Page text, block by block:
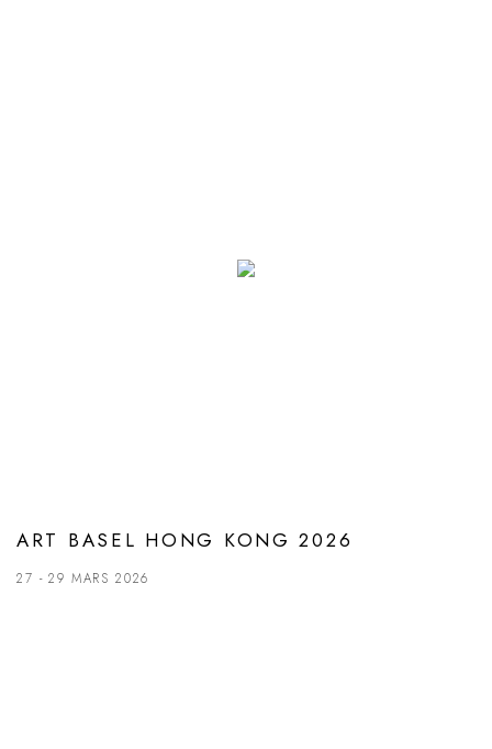
ART BASEL HONG KONG 2026
27 - 29 MARS 2026